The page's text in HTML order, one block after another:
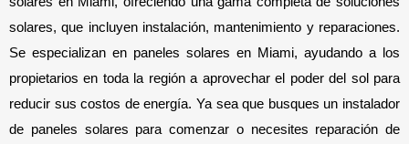
solares, que incluyen instalación, mantenimiento y reparaciones.
Se especializan en paneles solares en Miami, ayudando a los
propietarios en toda la región a aprovechar el poder del sol para
reducir sus costos de energía. Ya sea que busques un instalador
de paneles solares para comenzar o necesites reparación de